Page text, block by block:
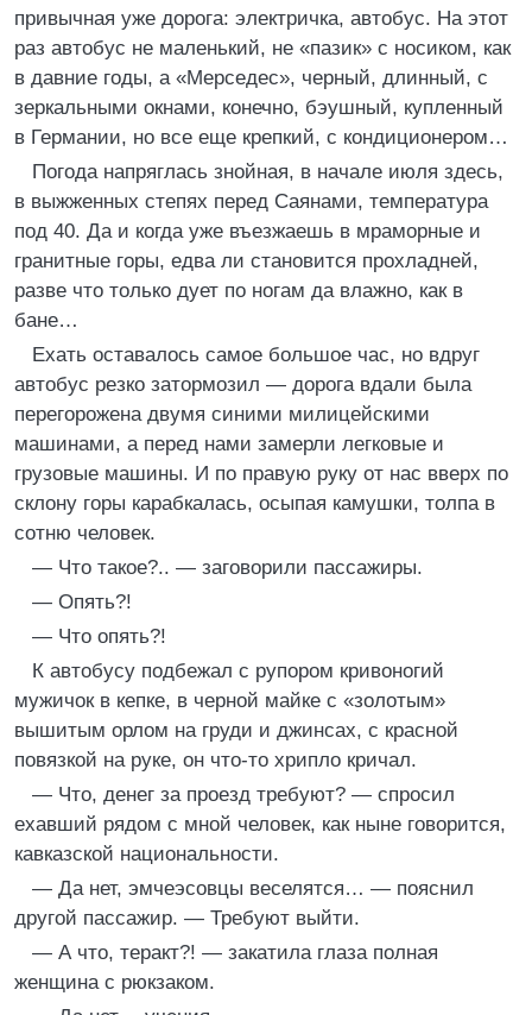
привычная уже дорога: электричка, автобус. На этот
раз автобус не маленький, не «пазик» с носиком, как
в давние годы, а «Мерседес», черный, длинный, с
зеркальными окнами, конечно, бэушный, купленный
в Германии, но все еще крепкий, с кондиционером…
Погода напряглась знойная, в начале июля здесь,
в выжженных степях перед Саянами, температура
под 40. Да и когда уже въезжаешь в мраморные и
гранитные горы, едва ли становится прохладней,
разве что только дует по ногам да влажно, как в
бане…
Ехать оставалось самое большое час, но вдруг
автобус резко затормозил — дорога вдали была
перегорожена двумя синими милицейскими
машинами, а перед нами замерли легковые и
грузовые машины. И по правую руку от нас вверх по
склону горы карабкалась, осыпая камушки, толпа в
сотню человек.
— Что такое?.. — заговорили пассажиры.
— Опять?!
— Что опять?!
К автобусу подбежал с рупором кривоногий
мужичок в кепке, в черной майке с «золотым»
вышитым орлом на груди и джинсах, с красной
повязкой на руке, он что-то хрипло кричал.
— Что, денег за проезд требуют? — спросил
ехавший рядом с мной человек, как ныне говорится,
кавказской национальности.
— Да нет, эмчеэсовцы веселятся… — пояснил
другой пассажир. — Требуют выйти.
— А что, теракт?! — закатила глаза полная
женщина с рюкзаком.